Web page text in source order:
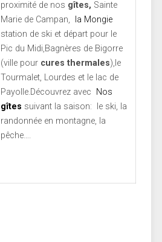
proximité de nos gîtes, Sainte
Marie de Campan,
la Mongie
station de ski et départ pour le
Pic du Midi,Bagnères de Bigorre
(ville pourcures thermales),le
Tourmalet, Lourdes et le lac de
Payolle.Découvrez avec
Nos
gîtes suivant la saison: le ski, la
randonnée en montagne, la
pêche….